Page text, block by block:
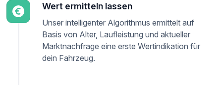
Wert ermitteln lassen
Unser intelligenter Algorithmus ermittelt auf
Basis von Alter, Laufleistung und aktueller
Marktnachfrage eine erste Wertindikation für
dein Fahrzeug.